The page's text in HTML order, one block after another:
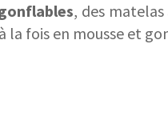
gonflables, des
la fois en mousse et